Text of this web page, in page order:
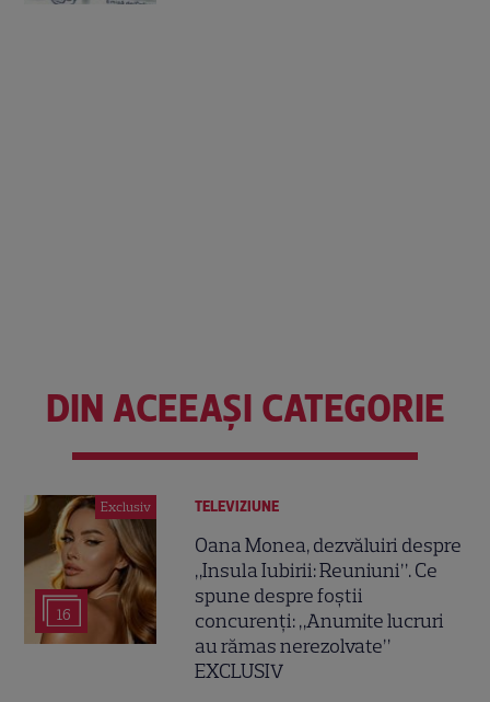
DIN ACEEAȘI CATEGORIE
Exclusiv
16
TELEVIZIUNE
Oana Monea, dezvăluiri despre
„Insula Iubirii: Reuniuni”. Ce
spune despre foștii
concurenți: „Anumite lucruri
au rămas nerezolvate”
EXCLUSIV